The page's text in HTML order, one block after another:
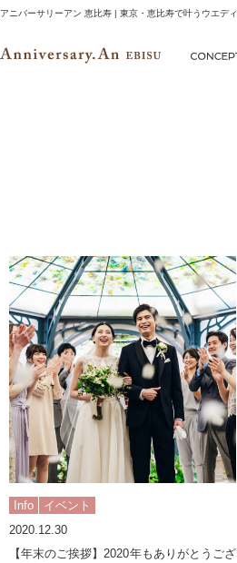
アニバーサリーアン 恵比寿 | 東京・恵比寿で叶うウエデ
Info
イベント
2020.12.30
【年末のご挨拶】2020年もありがとうござ